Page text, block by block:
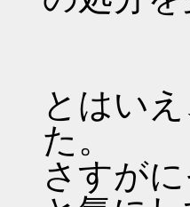
とはい
た。
さすが